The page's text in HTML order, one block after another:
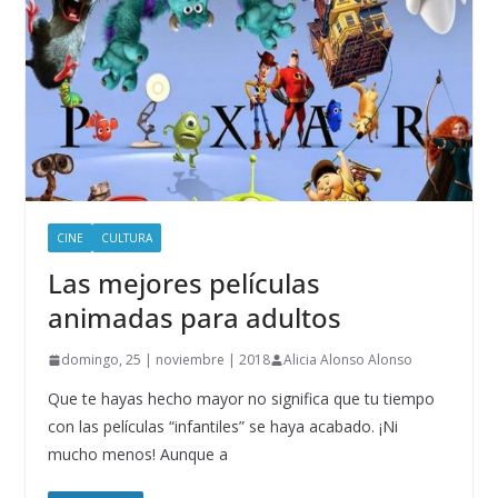
CINE CULTURA
Las mejores películas
animadas para adultos
domingo, 25 | noviembre | 2018 Alicia Alonso Alonso
Que te hayas hecho mayor no significa que tu tiempo
con las películas “infantiles” se haya acabado. ¡Ni
mucho menos! Aunque a